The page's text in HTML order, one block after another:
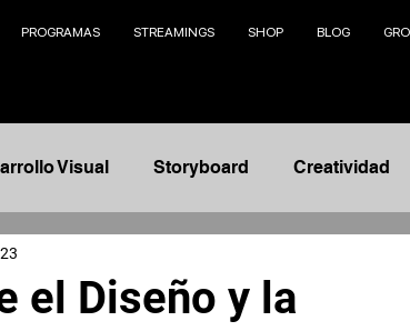
PROGRAMAS STREAMINGS SHOP BLOG
Visual Storyboard Creatividad
el Diseño y la